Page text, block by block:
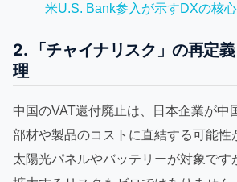
米U.S. Bank参入が示すDXの核心
2. 「チャイナリスク」の再定
理
中国のVAT還付廃止は、日本企業が中
部材や製品のコストに直結する可能性
太陽光パネルやバッテリーが対象です